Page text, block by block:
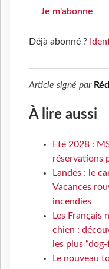
Je m'abonne
Déjà abonné ?
Article signé par
À lire aussi
Eté 2028 :
réservations
Landes : le
Vacances
incendies
Les Français
chien :
les plus
Le nouveau